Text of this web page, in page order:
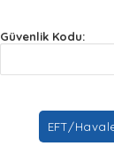
Güvenlik Kodu: